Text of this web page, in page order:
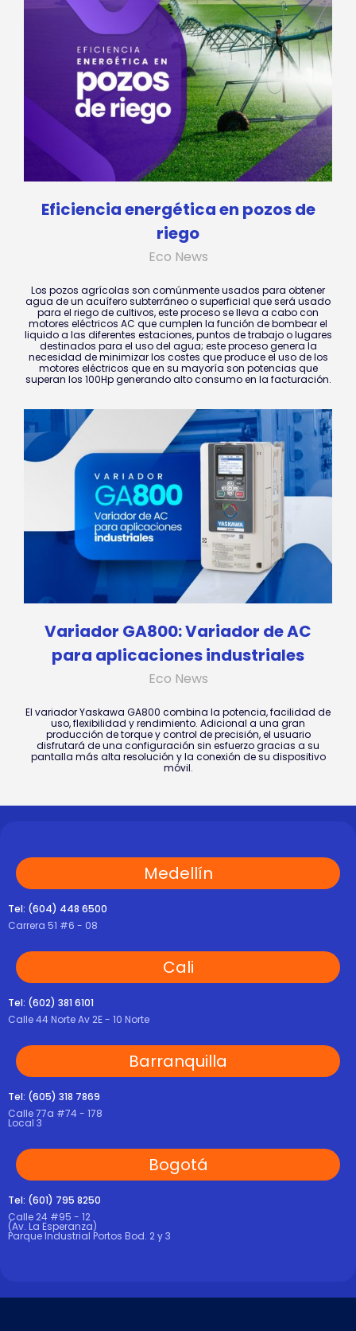
Eficiencia energética en pozos de
riego
Eco News
Los pozos agrícolas son comúnmente usados para obtener
agua de un acuífero subterráneo o superficial que será usado
para el riego de cultivos, este proceso se lleva a cabo con
motores eléctricos AC que cumplen la función de bombear el
liquido a las diferentes estaciones, puntos de trabajo o lugares
destinados para el uso del agua; este proceso genera la
necesidad de minimizar los costes que produce el uso de los
motores eléctricos que en su mayoría son potencias que
superan los 100Hp generando alto consumo en la facturación.
Variador GA800: Variador de AC
para aplicaciones industriales
Eco News
El variador Yaskawa GA800 combina la potencia, facilidad de
uso, flexibilidad y rendimiento. Adicional a una gran
producción de torque y control de precisión, el usuario
disfrutará de una configuración sin esfuerzo gracias a su
pantalla más alta resolución y la conexión de su dispositivo
móvil.
Medellín
Tel: (604) 448 6500
Carrera 51 #6 - 08
Cali
Tel: (602) 381 6101
Calle 44 Norte Av 2E - 10 Norte
Barranquilla
Tel: (605) 318 7869
Calle 77a #74 - 178
Local 3
Bogotá
Tel: (601) 795 8250
Calle 24 #95 - 12
(Av. La Esperanza)
Parque Industrial Portos Bod. 2 y 3